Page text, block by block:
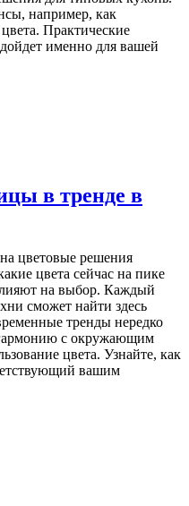
например, как
Практические
именно для вашей
в тренде в
цветовые решения
цвета сейчас на пике
на выбор. Каждый
сможет найти здесь
тренды нередко
с окружающим
цвета. Узнайте, как
вашим